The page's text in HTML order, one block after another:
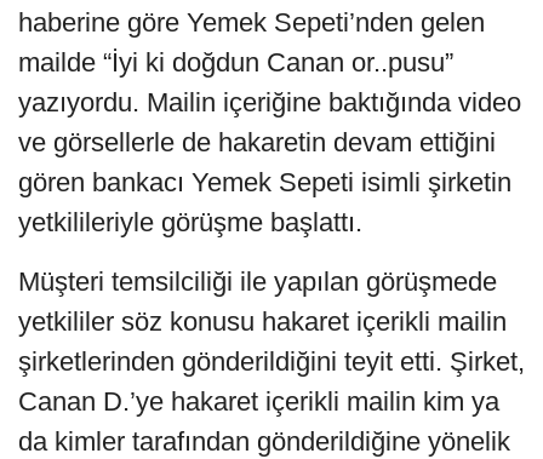
haberine göre Yemek Sepeti’nden gelen
mailde “İyi ki doğdun Canan or..pusu”
yazıyordu. Mailin içeriğine baktığında video
ve görsellerle de hakaretin devam ettiğini
gören bankacı Yemek Sepeti isimli şirketin
yetkilileriyle görüşme başlattı.
Müşteri temsilciliği ile yapılan görüşmede
yetkililer söz konusu hakaret içerikli mailin
şirketlerinden gönderildiğini teyit etti. Şirket,
Canan D.’ye hakaret içerikli mailin kim ya
da kimler tarafından gönderildiğine yönelik